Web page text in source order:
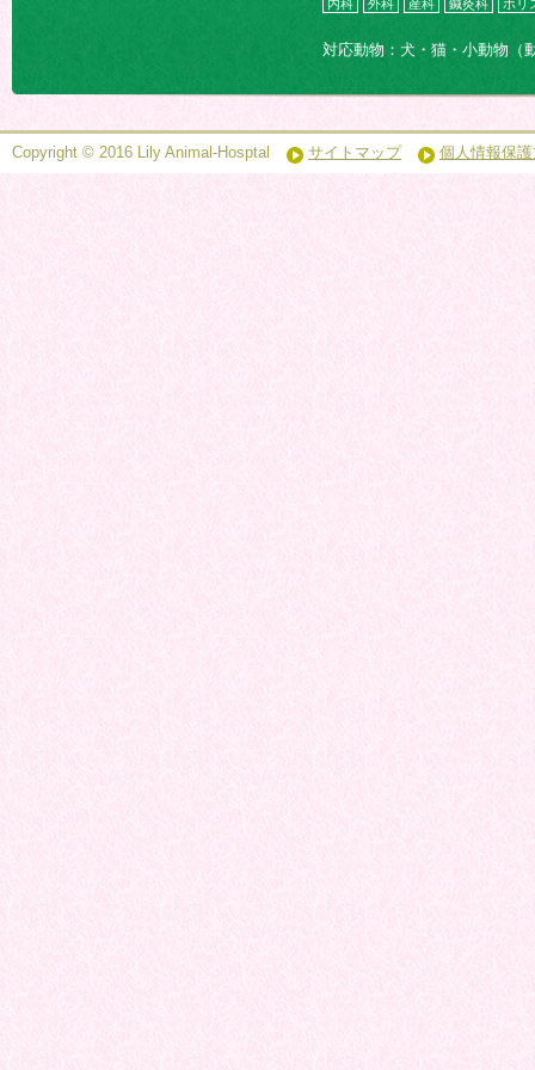
内科 外科 産科 鍼灸科 ホリ
対応動物：犬・猫・小動物（
Copyright © 2016 Lily Animal-Hosptal サイトマップ 個人情報保